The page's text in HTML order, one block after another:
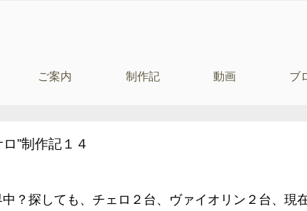
ご案内 制作記 動画 ブ
”制作記１４
？探しても、チェロ２台、ヴァイオリン２台、現